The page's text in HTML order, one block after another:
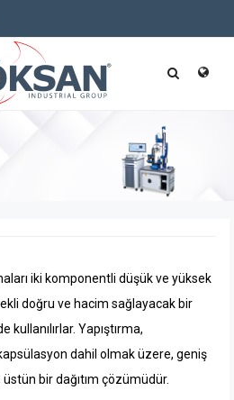
iki komponentli düşük ve yüksek
doğru ve hacim sağlayacak bir
Yapıştırma,
dahil olmak üzere, geniş
bir dağıtım çözümüdür.